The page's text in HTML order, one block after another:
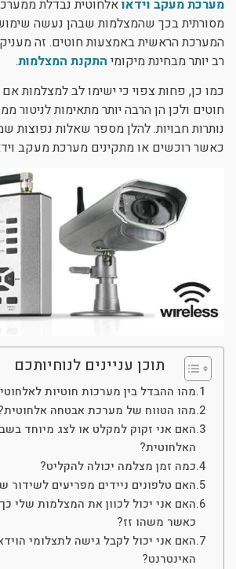
ניגודיות כהה
format_underlined הוסף קו תחתון לקישורים
לאפס את כל
cached
מערכת מעקב וידאואלחוטית נבדלת
מסורתית בכך שהמצלמות שבהן נעשה
המערכת הראשית באמצעות חוטים. זה
רב יותר מבחינת מיקומי התקנת המצלמות.
כמו כן, פחות צפוי כי ישימו לב למצלמות
חוטים ולכן הן הרבה יותר מתאימות לניטור
נותרות חבויות. להלן מספר שאלות
כאשר רוכשים או מתקינים מערכת מעקב
תוכן עניינים לנוחיותכם
מהו ההבדל בין מערכות חוטיות
מהו הטווח של מערכת אבטחה
האם אני זקוק למקלט או לצג מיוחד
האלחוטית?
כמה זמן מצלמה יכולה להקליט?
האם טלפונים ניידים מפריעים
האם אני יכול לכוון את המצלמות שלי
כאשר משהו זז?
האם אני יכול לקבל גישה לתצלומי
האינטרנט?